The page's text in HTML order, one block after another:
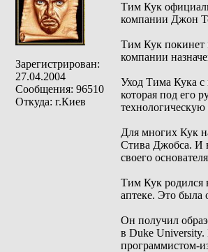
Зарегистрирован:
27.04.2004
Сообщения: 96510
Откуда: г.Киев
Тим Кук
компании Джон
Тим Кук покинет
компании
Уход Тима Кука с
которая под его
технологическую
Для многих Кук
Стива Джобса. И
своего
Тим Кук родился
аптеке. Это была
Он получил
в Duke
программистом-